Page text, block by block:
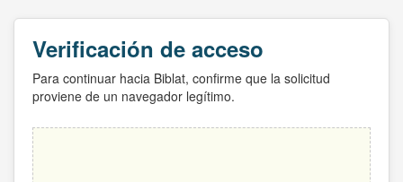
Verificación de acceso
Para continuar hacia Biblat, confirme que la solicitud
proviene de un navegador legítimo.